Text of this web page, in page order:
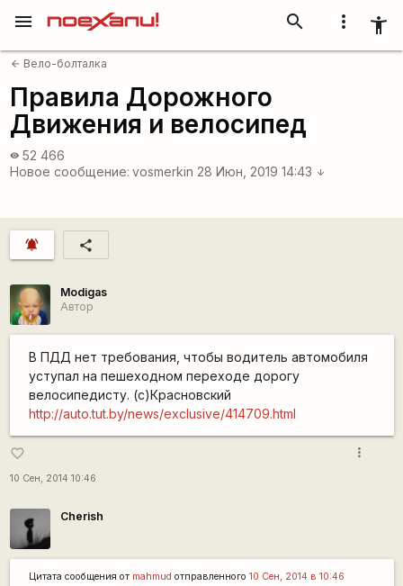
more_vert accessibility_new
search
menu
arrow_back Вело-болталка
Правила Дорожного
Движения и велосипед
visibility 52 466
Новое сообщение: vosmerkin 28 Июн, 2019 14:43 arrow_downward
notifications_active share
Modigas
Автор
В ПДД нет требования, чтобы водитель автомобиля
уступал на пешеходном переходе дорогу
велосипедисту. (с)Красновский
http://auto.tut.by/news/exclusive/414709.html
favorite_border
10 Сен, 2014 10:46
more_vert
Cherish
Цитата сообщения от mаhmud отправленного 10 Сен, 2014 в 10:46